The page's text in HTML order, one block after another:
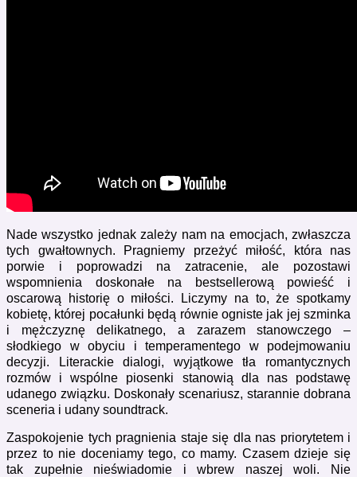
Nade wszystko jednak zależy nam na emocjach, zwłaszcza
tych gwałtownych. Pragniemy przeżyć miłość, która nas
porwie i poprowadzi na zatracenie, ale pozostawi
wspomnienia doskonałe na bestsellerową powieść i
oscarową historię o miłości. Liczymy na to, że spotkamy
kobietę, której pocałunki będą równie ogniste jak jej szminka
i mężczyznę delikatnego, a zarazem stanowczego –
słodkiego w obyciu i temperamentego w podejmowaniu
decyzji. Literackie dialogi, wyjątkowe tła romantycznych
rozmów i wspólne piosenki stanowią dla nas podstawę
udanego związku. Doskonały scenariusz, starannie dobrana
sceneria i udany soundtrack.
Zaspokojenie tych pragnienia staje się dla nas priorytetem i
przez to nie doceniamy tego, co mamy. Czasem dzieje się
tak zupełnie nieświadomie i wbrew naszej woli. Nie